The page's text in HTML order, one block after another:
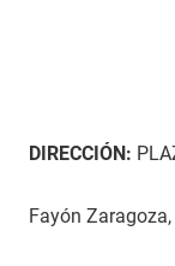
DIRECCIÓN:
Fayón Zaragoza,